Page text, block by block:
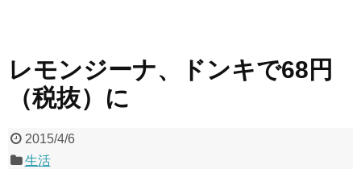
レモンジーナ、ドンキで68円
（税抜）に
2015/4/6
生活